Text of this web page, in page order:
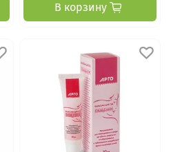
В корзину